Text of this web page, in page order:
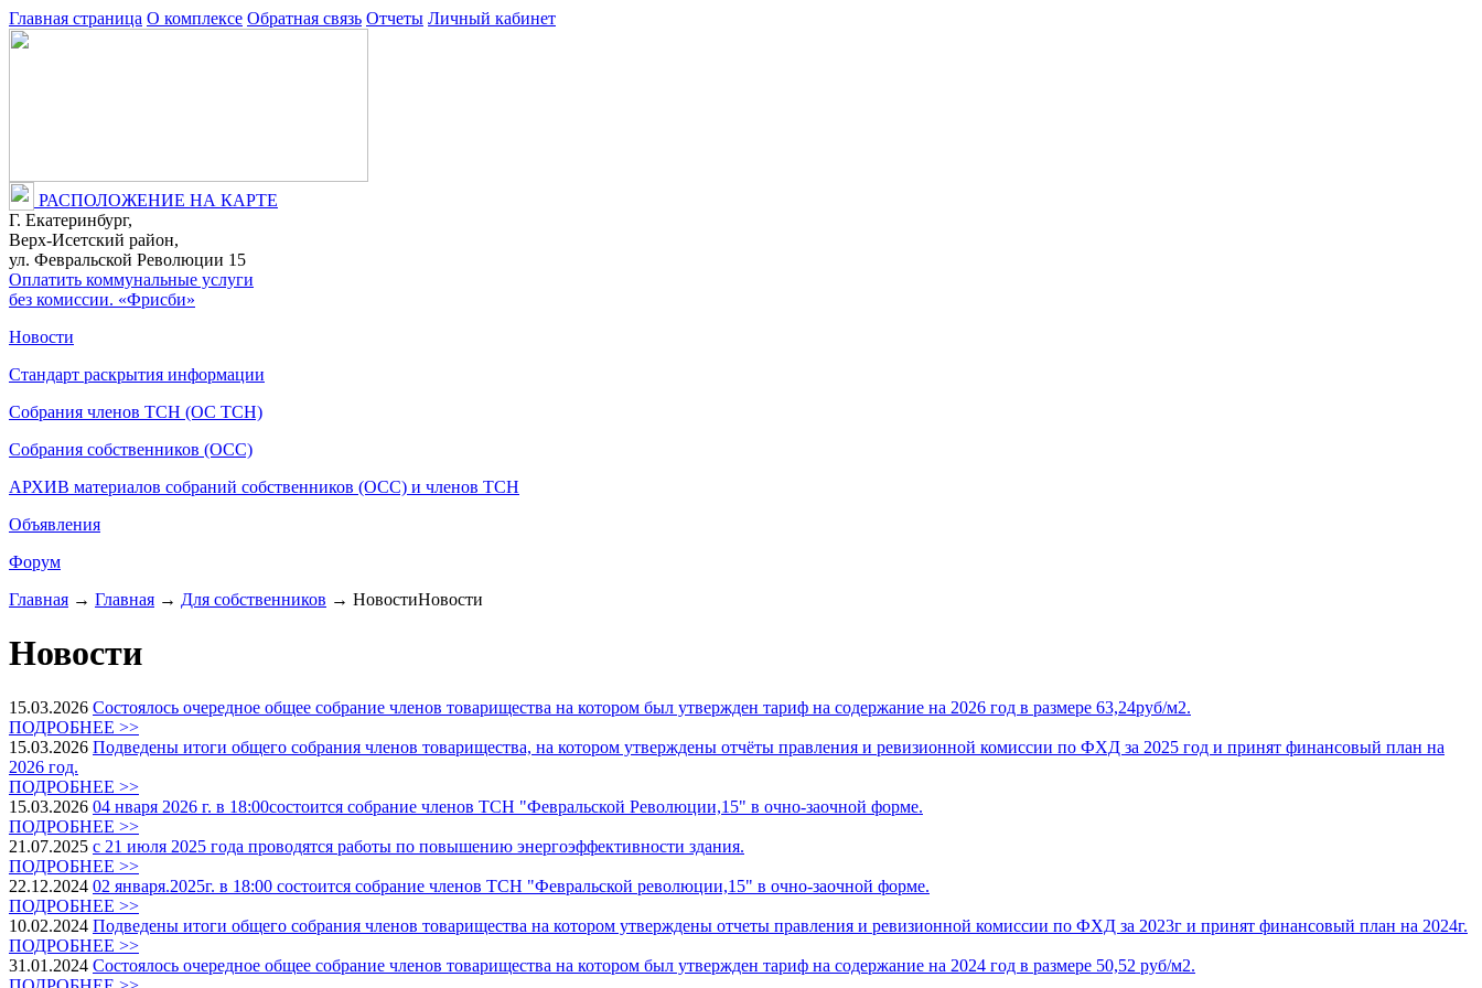
Главная страница О комплексе Обратная связь Отчеты Личный кабинет
РАСПОЛОЖЕНИЕ НА КАРТЕ
Г. Екатеринбург,
Верх-Исетский район,
ул. Февральской Революции 15
Оплатить коммунальные услуги
без комиссии. «Фрисби»
Новости
Стандарт раскрытия информации
Собрания членов ТСН (ОС ТСН)
Собрания собственников (ОСС)
АРХИВ материалов собраний собственников (ОСС) и членов ТСН
Объявления
Форум
Главная → Главная → Для собственников → НовостиНовости
Новости
15.03.2026 Cостоялось очередное общее собрание членов товарищества на котором был утвержден тариф на содержание на 2026 год в размере 63,24руб/м2.
ПОДРОБНЕЕ >>
15.03.2026 Подведены итоги общего собрания членов товарищества, на котором утверждены отчёты правления и ревизионной комиссии по ФХД за 2025 год и принят финансовый план на
2026 год.
ПОДРОБНЕЕ >>
15.03.2026 04 нваря 2026 г. в 18:00состоится собрание членов ТСН "Февральской Революции,15" в очно-заочной форме.
ПОДРОБНЕЕ >>
21.07.2025 c 21 июля 2025 года проводятся работы по повышению энергоэффективности здания.
ПОДРОБНЕЕ >>
22.12.2024 02 января.2025г. в 18:00 состоится собрание членов ТСН "Февральской революции,15" в очно-заочной форме.
ПОДРОБНЕЕ >>
10.02.2024 Подведены итоги общего собрания членов товарищества на котором утверждены отчеты правления и ревизионной комиссии по ФХД за 2023г и принят финансовый план на 2024г.
ПОДРОБНЕЕ >>
31.01.2024 Cостоялось очередное общее собрание членов товарищества на котором был утвержден тариф на содержание на 2024 год в размере 50,52 руб/м2.